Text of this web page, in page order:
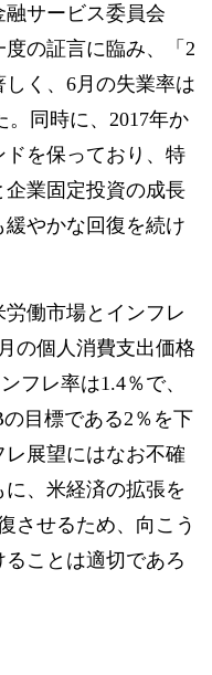
サービス委員会
の証言に臨み、「2
く、6月の失業率は
。同時に、2017年か
ドを保っており、特
業固定投資の成長
やかな回復を続け
働市場とインフレ
の個人消費支出価格
フレ率は1.4％で、
目標である2％を下
展望にはなお不確
、米経済の拡張を
させるため、向こう
ことは適切であろ